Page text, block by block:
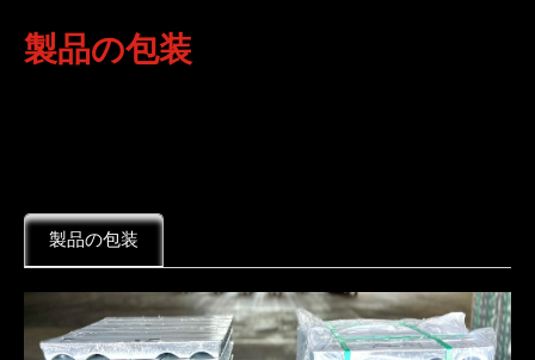
製品の包装
製品の包装